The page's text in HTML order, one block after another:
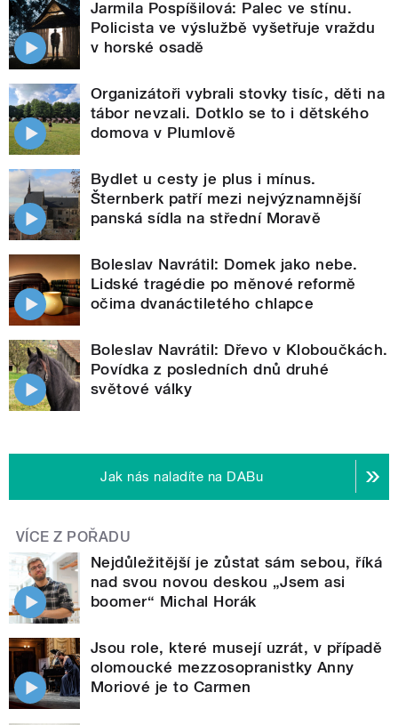
Jarmila Pospíšilová: Palec ve stínu.
Policista ve výslužbě vyšetřuje vraždu
v horské osadě
Organizátoři vybrali stovky tisíc, děti na
tábor nevzali. Dotklo se to i dětského
domova v Plumlově
Bydlet u cesty je plus i mínus.
Šternberk patří mezi nejvýznamnější
panská sídla na střední Moravě
Boleslav Navrátil: Domek jako nebe.
Lidské tragédie po měnové reformě
očima dvanáctiletého chlapce
Boleslav Navrátil: Dřevo v Kloboučkách.
Povídka z posledních dnů druhé
světové války
Jak nás naladíte na DABu
VÍCE Z POŘADU
Nejdůležitější je zůstat sám sebou, říká
nad svou novou deskou „Jsem asi
boomer“ Michal Horák
Jsou role, které musejí uzrát, v případě
olomoucké mezzosopranistky Anny
Moriové je to Carmen